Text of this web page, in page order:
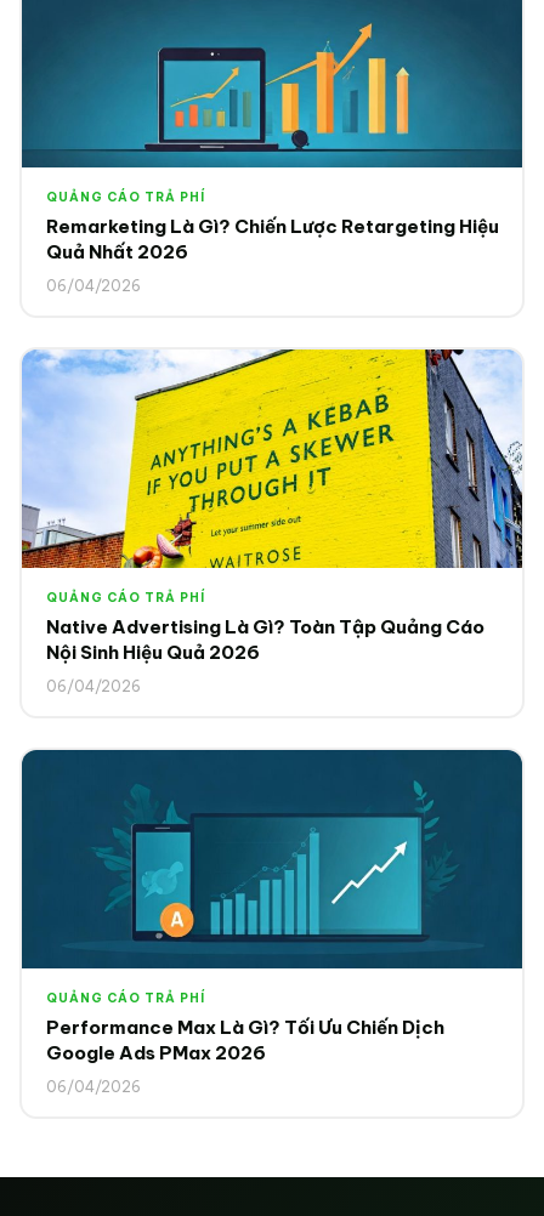
QUẢNG CÁO TRẢ PHÍ
Remarketing Là Gì? Chiến Lược Retargeting Hiệu
Quả Nhất 2026
06/04/2026
QUẢNG CÁO TRẢ PHÍ
Native Advertising Là Gì? Toàn Tập Quảng Cáo
Nội Sinh Hiệu Quả 2026
06/04/2026
QUẢNG CÁO TRẢ PHÍ
Performance Max Là Gì? Tối Ưu Chiến Dịch
Google Ads PMax 2026
06/04/2026